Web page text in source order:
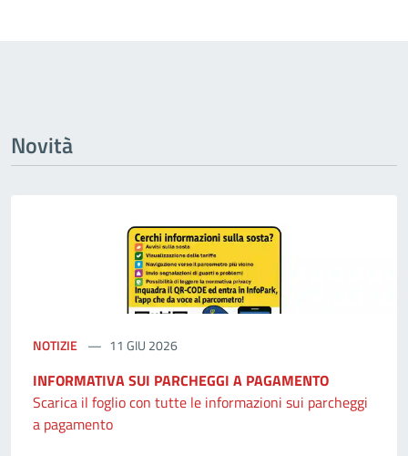
Novità
NOTIZIE 11 GIU 2026
INFORMATIVA SUI PARCHEGGI A PAGAMENTO
Scarica il foglio con tutte le informazioni sui parcheggi
a pagamento